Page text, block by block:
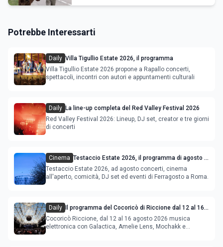
Potrebbe Interessarti
Daily Villa Tigullio Estate 2026, il programma
Villa Tigullio Estate 2026 propone a Rapallo concerti,
spettacoli, incontri con autori e appuntamenti culturali
Daily La line-up completa del Red Valley Festival 2026
Red Valley Festival 2026: Lineup, DJ set, creator e tre giorni
di concerti
Cinema Testaccio Estate 2026, il programma di agosto e
Ferragosto
Testaccio Estate 2026, ad agosto concerti, cinema
all'aperto, comicità, DJ set ed eventi di Ferragosto a Roma.
Daily
Il programma del Cocoricò di Riccione dal 12 al 16
agosto 2026
Cocoricò Riccione, dal 12 al 16 agosto 2026 musica
elettronica con Galactica, Amelie Lens, Mochakk e